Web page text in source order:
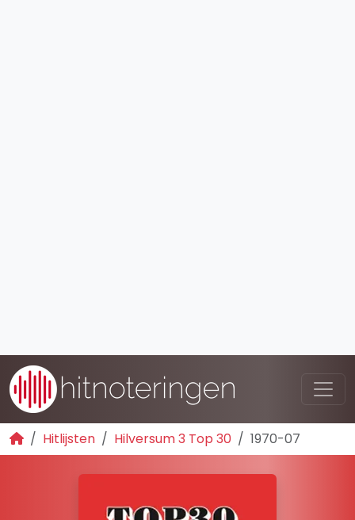
Hitlijsten Hilversum 3 Top 30 1970-07